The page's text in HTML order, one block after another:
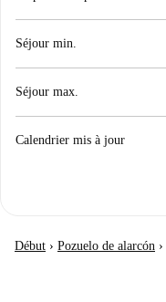
Séjour min.
Séjour max.
Calendrier mis à jour
Début › Pozuelo de alarcón ›